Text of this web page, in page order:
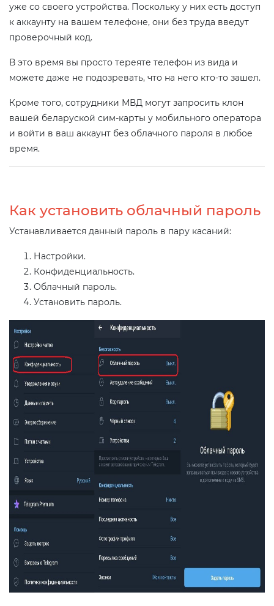
уже со своего устройства. Поскольку у них есть доступ
к аккаунту на вашем телефоне, они без труда введут
проверочный код.
В это время вы просто тереяте телефон из вида и
можете даже не подозревать, что на него кто-то зашел.
Кроме того, сотрудники МВД могут запросить клон
вашей беларуской сим-карты у мобильного оператора
и войти в ваш аккаунт без облачного пароля в любое
время.
Как установить облачный пароль
Устанавливается данный пароль в пару касаний:
Настройки.
Конфиденциальность.
Облачный пароль.
Установить пароль.